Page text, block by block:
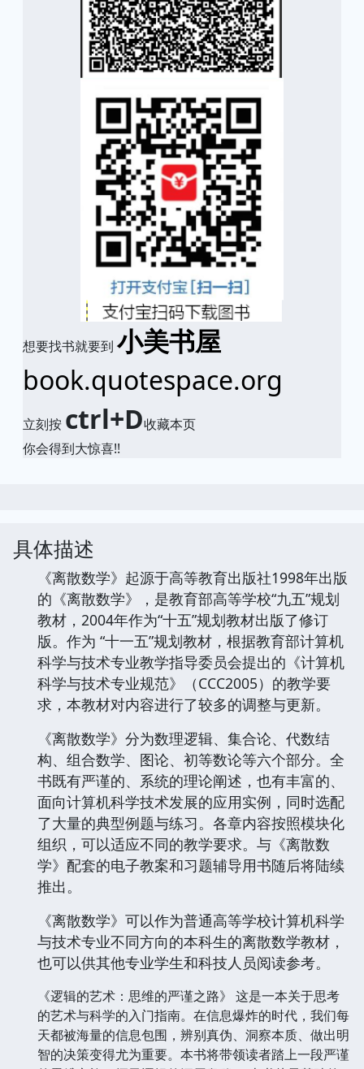
想要找书就要到小美书屋
book.quotespace.org
具体描述
《离散数学》起源于高等教育出版社1998年出版
的《离散数学》，是教育部高等学校“九五”规划
教材，2004年作为“十五”规划教材出版了修订
科学与技术专业教学指导委员会提出的《计算机
科学与技术专业规范》（CCC2005）的教学要
求，本教材对内容进行了较多的调整与更新。
《离散数学》分为数理逻辑、集合论、代数结
构、组合数学、图论、初等数论等六个部分。全
书既有严谨的、系统的理论阐述，也有丰富的、
面向计算机科学技术发展的应用实例，同时选配
组织，可以适应不同的教学要求。与《离散数
学》配套的电子教案和习题辅导用书随后将陆续
推出。
《离散数学》可以作为普通高等学校计算机科学
与技术专业不同方向的本科生的离散数学教材，
也可以供其他专业学生和科技人员阅读参考。